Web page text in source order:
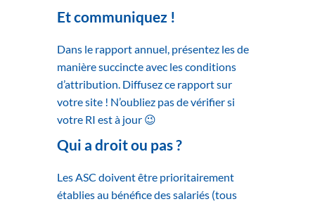
Et communiquez !
Dans le rapport annuel, présentez les de
manière succincte avec les conditions
d’attribution. Diffusez ce rapport sur
votre site ! N’oubliez pas de vérifier si
votre RI est à jour 😉
Qui a droit ou pas ?
Les ASC doivent être prioritairement
établies au bénéfice des salariés (tous